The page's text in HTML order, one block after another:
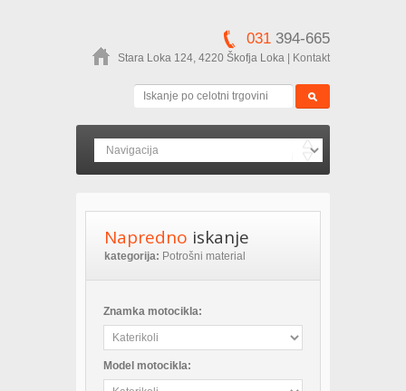
031 394-665
Stara Loka 124, 4220 Škofja Loka Kontakt
Napredno iskanje
kategorija: Potrošni material
Znamka motocikla:
Model motocikla: